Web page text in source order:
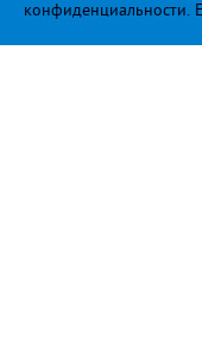
конфиденциальности.